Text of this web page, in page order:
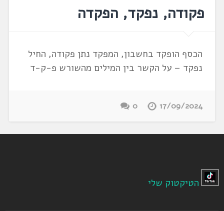
פקודה, נפקד, הפקדה
הכסף הופקד בחשבון, המפקד נתן פקודה, החיל
נפקד – על הקשר בין המילים מהשורש פ-ק-ד
17/09/2024
0
הטיקטוק שלי